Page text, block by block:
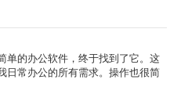
单的办公软件，终于找到了它。这
日常办公的所有需求。操作也很简